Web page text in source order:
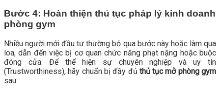
Bước 4: Hoàn thiện thủ tục pháp lý kinh doanh
phòng gym
Nhiều người mới đầu tư thường bỏ qua bước này hoặc làm qua
loa, dẫn đến việc bị cơ quan chức năng phạt nặng hoặc buộc
đóng cửa. Để thể hiện sự chuyên nghiệp và uy tín
(Trustworthiness), hãy chuẩn bị đầy đủ thủ tục mở phòng gym
sau: